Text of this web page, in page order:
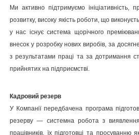
Ми активно підтримуємо ініціативність,
розвитку, високу якість роботи, що
у нас існує система щорічного
внесок у розробку нових виробів, за
з результатами праці та за дотримання
прийнятих на підприємстві.
Кадровий резерв
У Компанії передбачена програма
резерву — системна робота з
працівників, їх підготовці та